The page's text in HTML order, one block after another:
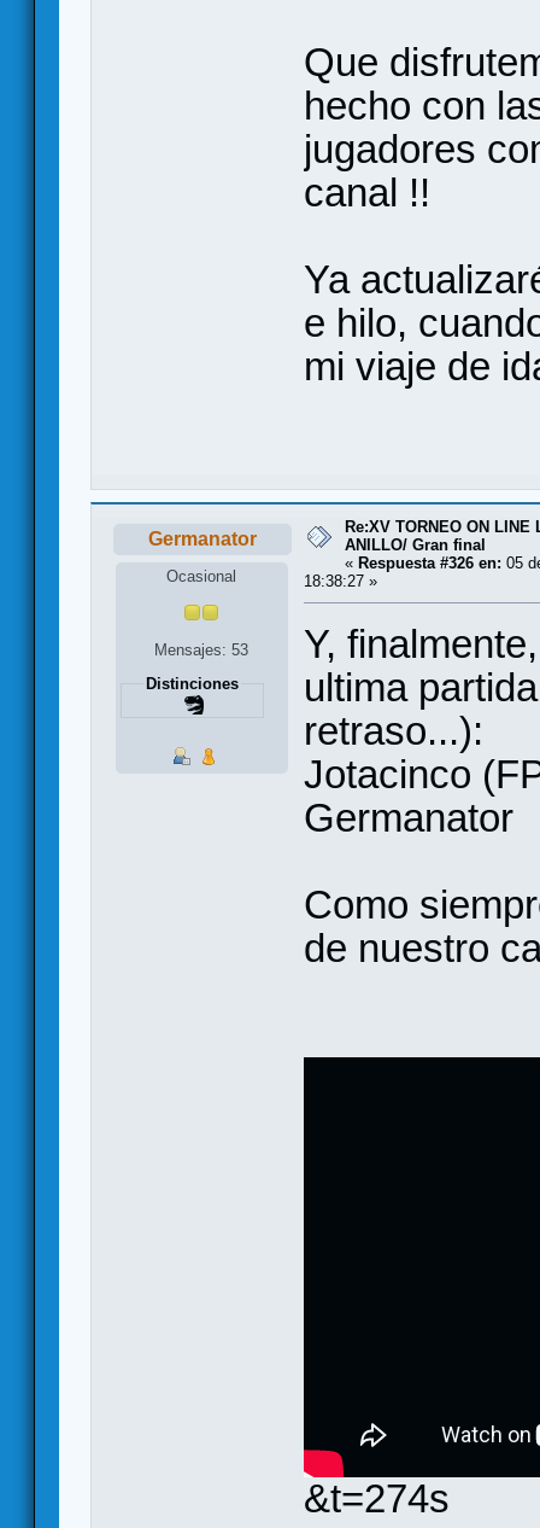
Que
hecho con
jugadores
canal !!
Ya
e hilo,
mi viaje de
Germanator
Ocasional
Mensajes: 53
Distinciones
Re:XV TORNEO ON LINE
ANILLO/ Gran final
« Respuesta #326 en: 05
18:38:27 »
Y,
ultima
retraso...):
Jotacinco
Germanator
Como
de nuestro
&t=274s